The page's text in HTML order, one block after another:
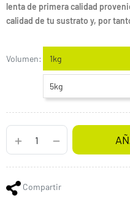
lenta de primera calidad
calidad de tu sustrato y, por
Volumen: 1kg
5kg
Compartir